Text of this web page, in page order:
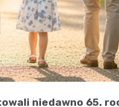
niedawno 65.